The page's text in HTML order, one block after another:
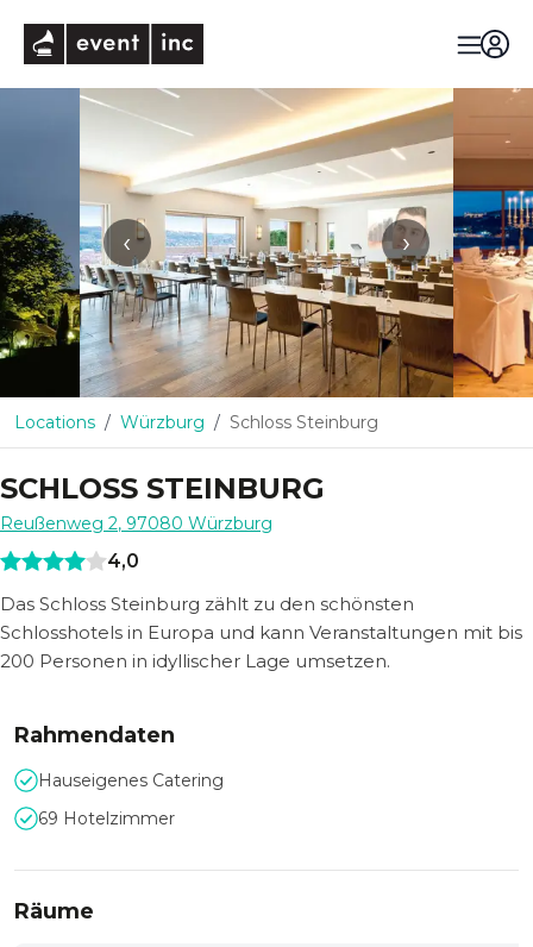
‹ ›
Locations Würzburg Schloss Steinburg
SCHLOSS STEINBURG
Reußenweg 2, 97080 Würzburg
4,0
Das Schloss Steinburg zählt zu den schönsten
Schlosshotels in Europa und kann Veranstaltungen mit bis
200 Personen in idyllischer Lage umsetzen.
Rahmendaten
Hauseigenes Catering
69 Hotelzimmer
Räume